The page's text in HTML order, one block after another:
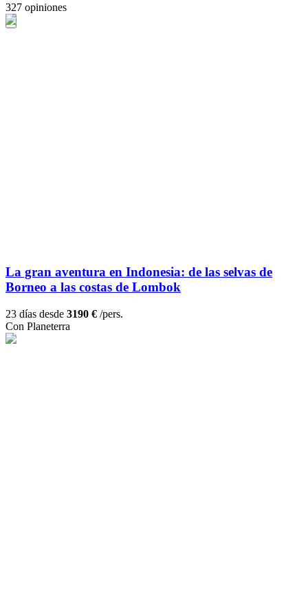
327 opiniones
La gran aventura en Indonesia: de las selvas de
Borneo a las costas de Lombok
23 días desde 3190 € /pers.
Con Planeterra